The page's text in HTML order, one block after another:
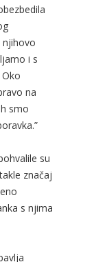
njihovo
i s
na
smo
su
značaj
s njima